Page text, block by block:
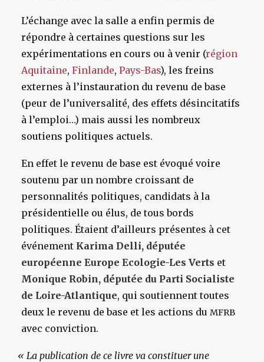
L’échange avec la salle a enfin permis de
répondre à certaines questions sur les
expérimentations en cours ou à venir (région
Aquitaine, Finlande, Pays-Bas), les freins
externes à l’instauration du revenu de base
(peur de l’universalité, des effets désincitatifs
à l’emploi…) mais aussi les nombreux
soutiens politiques actuels.
En effet le revenu de base est évoqué voire
soutenu par un nombre croissant de
personnalités politiques, candidats à la
présidentielle ou élus, de tous bords
politiques. Étaient d’ailleurs présentes à cet
événement Karima Delli, députée
européenne Europe Ecologie-Les Verts et
Monique Robin, députée du Parti Socialiste
de Loire-Atlantique, qui soutiennent toutes
deux le revenu de base et les actions du MFRB
avec conviction.
« La publication de ce livre va constituer une